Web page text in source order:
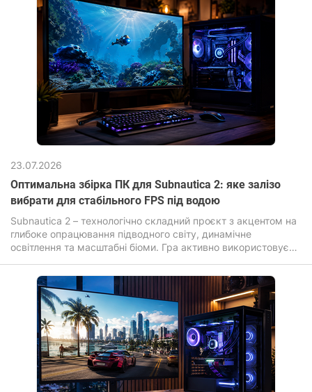
23.07.2026
Оптимальна збірка ПК для Subnautica 2: яке залізо
вибрати для стабільного FPS під водою
Subnautica 2 – технологічно складний проєкт з акцентом на
глибоке опрацювання підводного світу, динамічне
освітлення та масштабні біоми. Гра активно використовує
води, дальнє промальовування та високу щільність
об'єктів, що прямо впливає на вимоги до заліза.